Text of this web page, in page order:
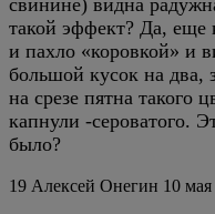
такой эффект? Да, еще
и пахло «коровкой» и
большой кусок на два,
на срезе пятна такого
капнули -сероватого.
было?
19 Алексей Онегин 10 мая